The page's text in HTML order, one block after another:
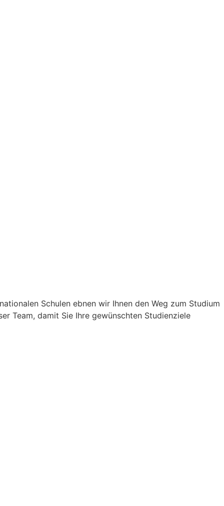
Schulen ebnen wir Ihnen den Weg zum Studium
Team, damit Sie Ihre gewünschten Studienziele